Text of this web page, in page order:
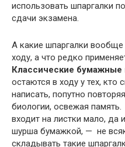
использовать шпаргалки
сдачи экзамена.
А какие шпаргалки
ходу, а что редко
Классические бумажные
остаются в ходу у тех,
написать, попутно
биологии, освежая
входит на листки мало, да
шурша бумажкой, — не
складывать такие